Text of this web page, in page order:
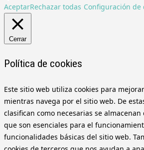
AceptarRechazar todas Configuración de
Cerrar
Política de cookies
Este sitio web utiliza cookies para
mientras navega por el sitio web. De
clasifican como necesarias se almacenan
que son esenciales para el
funcionalidades básicas del sitio web.